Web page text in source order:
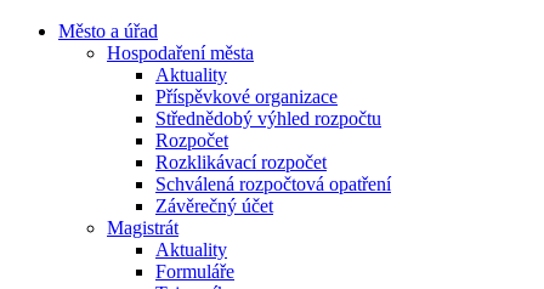
Město a úřad
Hospodaření města
Aktuality
Příspěvkové organizace
Střednědobý výhled rozpočtu
Rozpočet
Rozklikávací rozpočet
Schválená rozpočtová opatření
Závěrečný účet
Magistrát
Aktuality
Formuláře